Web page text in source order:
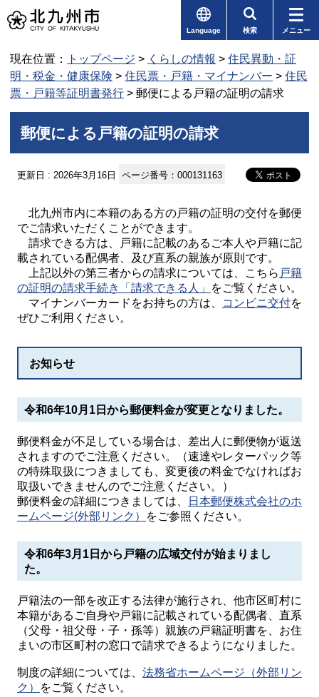
Language 検索 メニュー
現在位置： トップページ > くらしの情報 > 住民異動・証
明・税金・健康保険 > 住民票・戸籍・マイナンバー > 住民
票・戸籍等証明書発行 > 郵便による戸籍の証明の請求
郵便による戸籍の証明の請求
更新日 : 2026年3月16日 ページ番号：000131163
北九州市内に本籍のある方の戸籍の証明の交付を郵便
でご請求いただくことができます。
請求できる方は、戸籍に記載のあるご本人や戸籍に記
載されている配偶者、及び直系の親族が原則です。
上記以外の第三者からの請求については、こちら 戸籍
の証明の請求手続き「請求できる人」
をご覧ください。
マイナンバーカードをお持ちの方は、
コンビニ交付を
ぜひご利用ください。
お知らせ
令和6年10月1日から郵便料金が変更となりました。
郵便料金が不足している場合は、差出人に郵便物が返送
されますのでご注意ください。（速達やレターパック等
の特殊取扱につきましても、変更後の料金でなければお
取扱いできませんのでご注意ください。）
郵便料金の詳細につきましては、
日本郵便株式会社のホ
ームページ(外部リンク）
をご参照ください。
令和6年3月1日から戸籍の広域交付が始まりまし
た。
戸籍法の一部を改正する法律が施行され、他市区町村に
本籍があるご自身や戸籍に記載されている配偶者、直系
（父母・祖父母・子・孫等）親族の戸籍証明書を、お住
まいの市区町村の窓口で請求できるようになりました。
制度の詳細については、 法務省ホームページ（外部リン
ク）
をご覧ください。